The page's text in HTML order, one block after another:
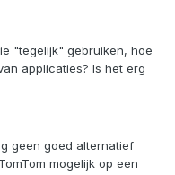
"tegelijk" gebruiken, hoe
applicaties? Is het erg
geen goed alternatief
mogelijk op een